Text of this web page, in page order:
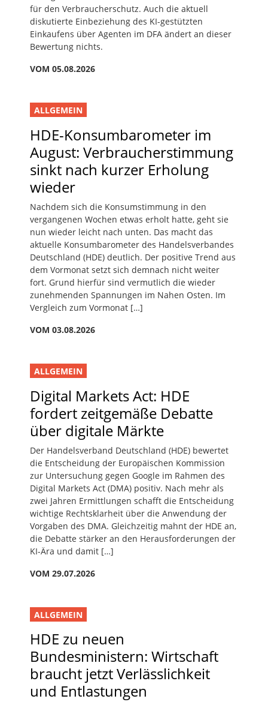
für den Verbraucherschutz. Auch die aktuell
diskutierte Einbeziehung des KI-gestützten
Einkaufens über Agenten im DFA ändert an dieser
Bewertung nichts.
VOM 05.08.2026
ALLGEMEIN
HDE-Konsumbarometer im
August: Verbraucherstimmung
sinkt nach kurzer Erholung
wieder
Nachdem sich die Konsumstimmung in den
vergangenen Wochen etwas erholt hatte, geht sie
nun wieder leicht nach unten. Das macht das
aktuelle Konsumbarometer des Handelsverbandes
Deutschland (HDE) deutlich. Der positive Trend aus
dem Vormonat setzt sich demnach nicht weiter
fort. Grund hierfür sind vermutlich die wieder
zunehmenden Spannungen im Nahen Osten. Im
Vergleich zum Vormonat […]
VOM 03.08.2026
ALLGEMEIN
Digital Markets Act: HDE
fordert zeitgemäße Debatte
über digitale Märkte
Der Handelsverband Deutschland (HDE) bewertet
die Entscheidung der Europäischen Kommission
zur Untersuchung gegen Google im Rahmen des
Digital Markets Act (DMA) positiv. Nach mehr als
zwei Jahren Ermittlungen schafft die Entscheidung
wichtige Rechtsklarheit über die Anwendung der
Vorgaben des DMA. Gleichzeitig mahnt der HDE an,
die Debatte stärker an den Herausforderungen der
KI-Ära und damit […]
VOM 29.07.2026
ALLGEMEIN
HDE zu neuen
Bundesministern: Wirtschaft
braucht jetzt Verlässlichkeit
und Entlastungen